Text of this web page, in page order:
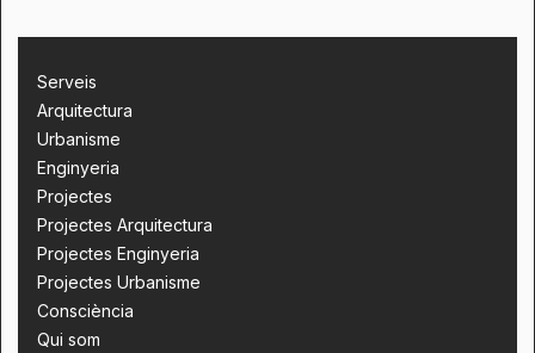
Serveis
Arquitectura
Urbanisme
Enginyeria
Projectes
Projectes Arquitectura
Projectes Enginyeria
Projectes Urbanisme
Consciència
Qui som